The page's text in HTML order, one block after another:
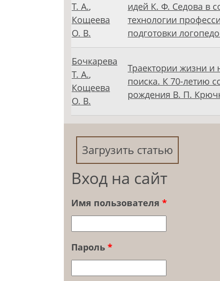
Т. А.,
Кощеева
О. В.
идей К. Ф. Седова в
технологии
подготовки
Бочкарева
Т. А.,
Кощеева
О. В.
Траектории жизни и
поиска. К 70-летию
рождения В. П.
Загрузить статью
Вход на сайт
Имя пользователя *
Пароль *